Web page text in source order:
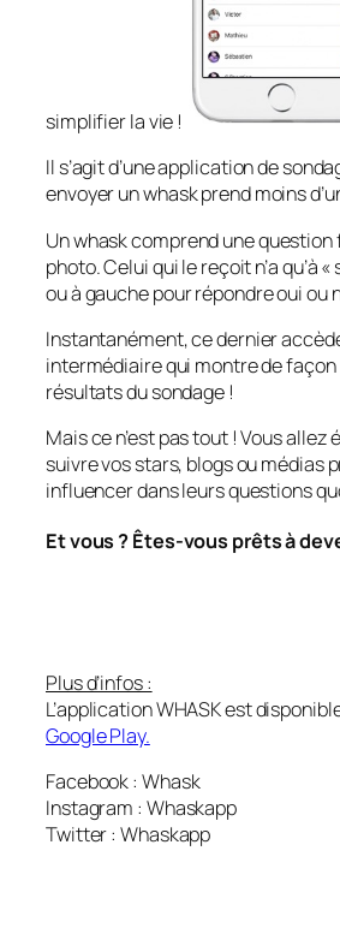
simplifier la vie !
Il s’agit d’une application de
envoyer un whask prend moins
Un whask comprend une
photo. Celui qui le reçoit n’a qu’à «
ou à gauche pour répondre oui ou
Instantanément, ce dernier
intermédiaire qui montre de façon
résultats du sondage !
Mais ce n’est pas tout ! Vous
suivre vos stars, blogs ou médias
influencer dans leurs questions
Et vous ? Êtes-vous prêts à
Plus d’infos :
L’application WHASK est
Google Play.
Facebook : Whask
Instagram : Whaskapp
Twitter : Whaskapp